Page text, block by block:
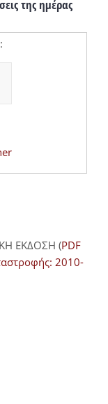
της ημέρας
ΕΚΔΟΣΗ (PDF
2010-